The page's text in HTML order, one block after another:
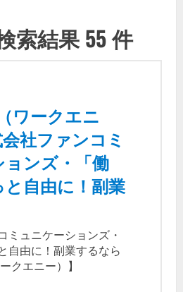
索結果 55 件
（ワークエニ
社ファンコミ
ンズ・「働
と自由に！副業
ミュニケーションズ・
自由に！副業するなら
クエニー）】